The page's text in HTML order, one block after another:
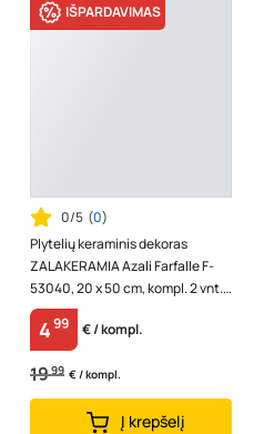
IŠPARDAVIMAS
0/5 (0)
Plytelių keraminis dekoras
ZALAKERAMIA Azali Farfalle F-
53040, 20 x 50 cm, kompl. 2 vnt.,
5 vnt./dėž., kilmės šalis Veng...
499 € / kompl.
1999 € / kompl.
Į krepšelį